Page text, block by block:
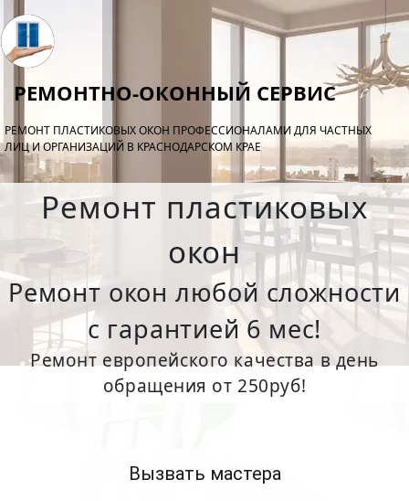
РЕМОНТНО-ОКОННЫЙ СЕРВИС
РЕМОНТ ПЛАСТИКОВЫХ ОКОН ПРОФЕССИОНАЛАМИ ДЛЯ ЧАСТНЫХ
ЛИЦ И ОРГАНИЗАЦИЙ В КРАСНОДАРСКОМ КРАЕ
Ремонт пластиковых
окон
Ремонт окон любой сложности
с гарантией 6 мес!
Ремонт европейского качества в день
обращения от 250руб!
Вызвать мастера